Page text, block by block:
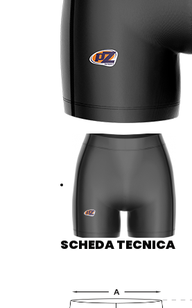
SCHEDA TECNICA